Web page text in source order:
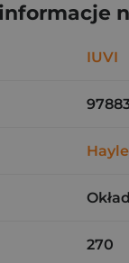
informacje
IUVI
270